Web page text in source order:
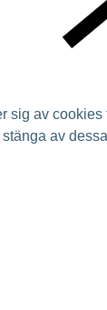
sig av cookies
av